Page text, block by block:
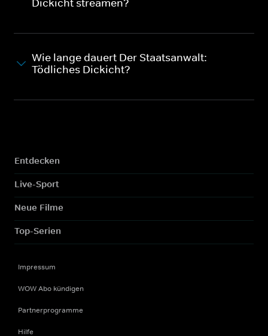
Dickicht streamen?
Wie lange dauert Der Staatsanwalt:
Tödliches Dickicht?
Entdecken
Live-Sport
Neue Filme
Top-Serien
Impressum
WOW Abo kündigen
Partnerprogramme
Hilfe